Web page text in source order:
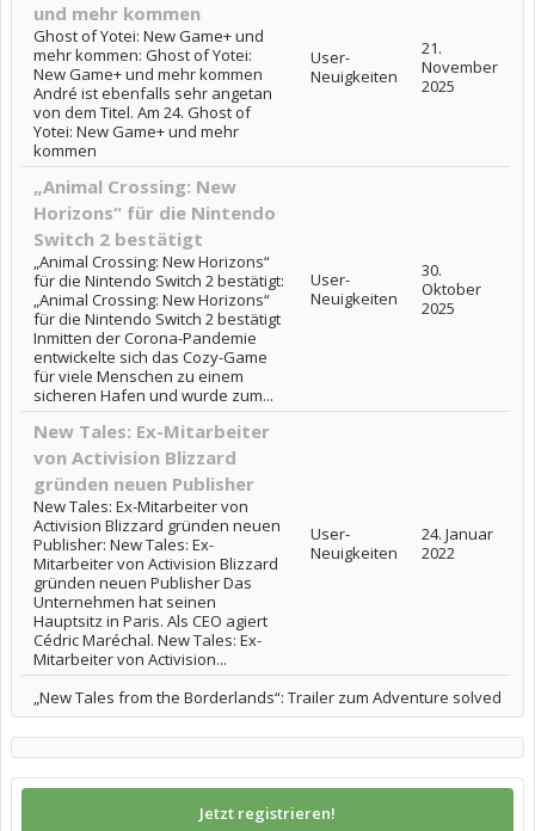
und mehr kommen
Ghost of Yotei: New Game+ und
mehr kommen: Ghost of Yotei:
New Game+ und mehr kommen
André ist ebenfalls sehr angetan
von dem Titel. Am 24. Ghost of
Yotei: New Game+ und mehr
kommen
User-
Neuigkeiten
21.
November
2025
„Animal Crossing: New
Horizons“ für die Nintendo
Switch 2 bestätigt
„Animal Crossing: New Horizons“
für die Nintendo Switch 2 bestätigt:
„Animal Crossing: New Horizons“
für die Nintendo Switch 2 bestätigt
Inmitten der Corona-Pandemie
entwickelte sich das Cozy-Game
für viele Menschen zu einem
sicheren Hafen und wurde zum...
User-
Neuigkeiten
30.
Oktober
2025
New Tales: Ex-Mitarbeiter
von Activision Blizzard
gründen neuen Publisher
New Tales: Ex-Mitarbeiter von
Activision Blizzard gründen neuen
Publisher: New Tales: Ex-
Mitarbeiter von Activision Blizzard
gründen neuen Publisher Das
Unternehmen hat seinen
Hauptsitz in Paris. Als CEO agiert
Cédric Maréchal. New Tales: Ex-
Mitarbeiter von Activision...
User-
Neuigkeiten
24. Januar
2022
„New Tales from the Borderlands“: Trailer zum Adventure solved
Jetzt registrieren!